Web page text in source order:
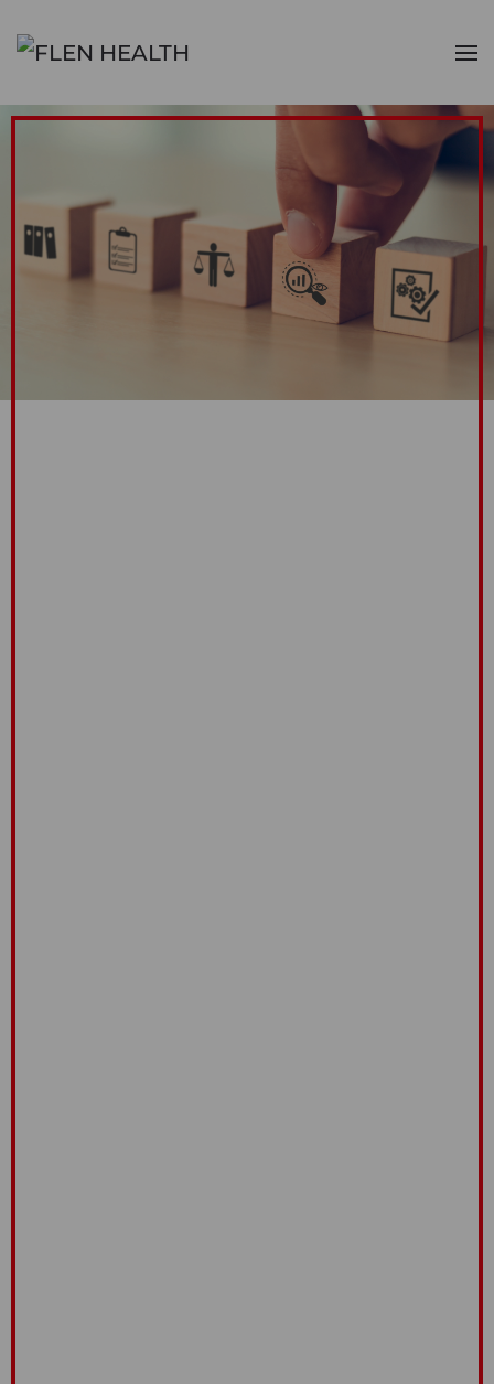
Skip to main content